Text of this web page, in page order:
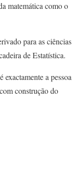
matemática como o
para as ciências
de Estatística.
a pessoa
construção do